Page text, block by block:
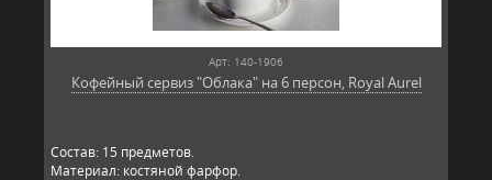
Арт: 140-1906
Кофейный сервиз "Облака" на 6 персон, Royal Aurel
Состав: 15 предметов.
Материал: костяной фарфор.